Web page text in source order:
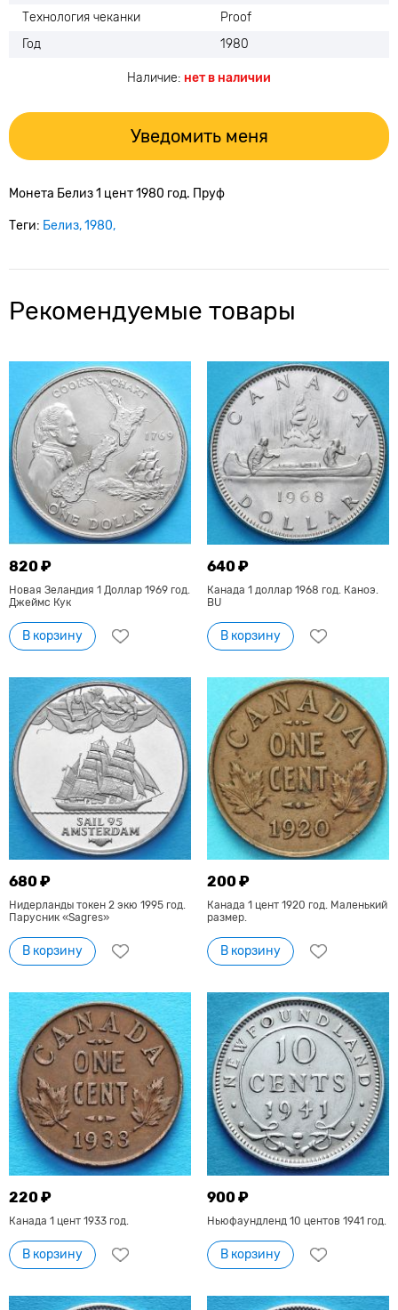
Технология чеканки
Proof
Год
1980
Наличие: нет в наличии
Уведомить меня
Монета Белиз 1 цент 1980 год. Пруф
Теги: Белиз 1980
Рекомендуемые товары
820 ₽
Новая Зеландия 1 Доллар 1969 год.
Джеймс Кук
В корзину
640 ₽
Канада 1 доллар 1968 год. Каноэ.
BU
В корзину
680 ₽
Нидерланды токен 2 экю 1995 год.
Парусник «Sagres»
В корзину
200 ₽
Канада 1 цент 1920 год. Маленький
размер.
В корзину
220 ₽
Канада 1 цент 1933 год.
В корзину
900 ₽
Ньюфаундленд 10 центов 1941 год.
В корзину